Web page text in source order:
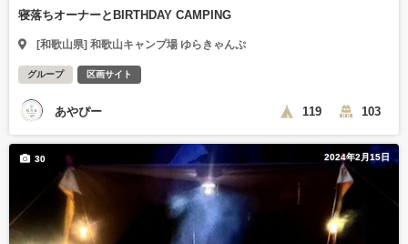
寝落ちオーナーとBIRTHDAY CAMPING
[和歌山県] 和歌山キャンプ場 ゆらきゃんぷ
グループ 区画サイト
あやぴー 119 103
2024年2月15日
30